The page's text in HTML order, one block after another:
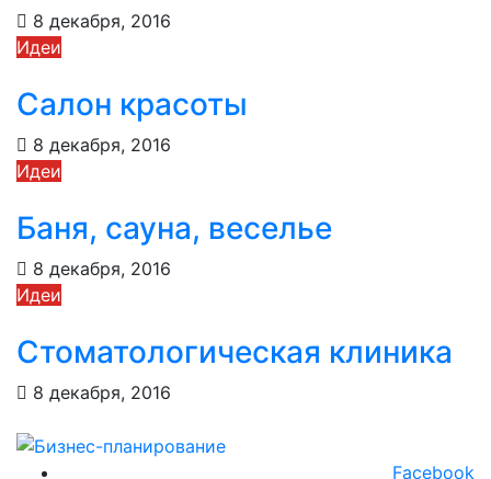
8 декабря, 2016
Идеи
Салон красоты
8 декабря, 2016
Идеи
Баня, сауна, веселье
8 декабря, 2016
Идеи
Стоматологическая клиника
8 декабря, 2016
Facebook